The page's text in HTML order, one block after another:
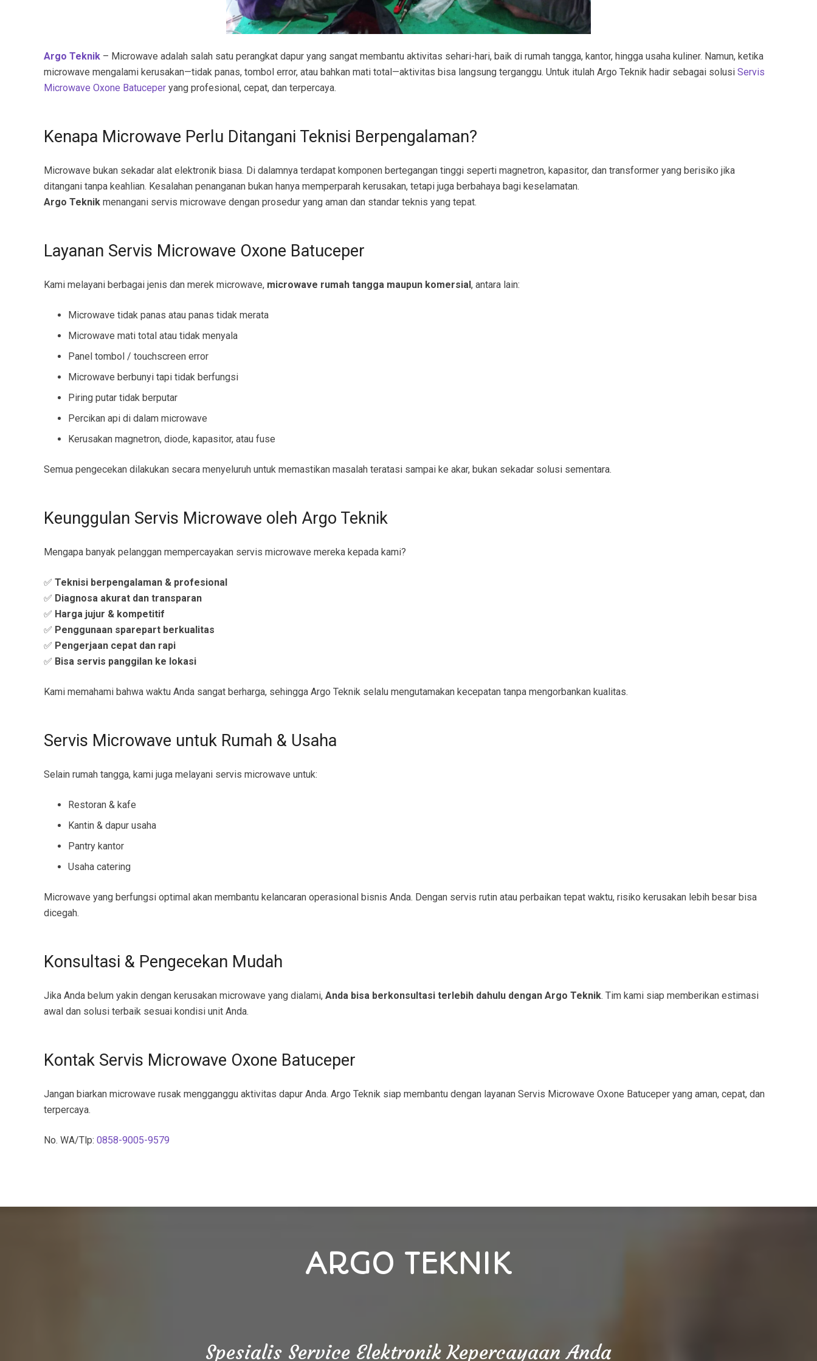
Argo Teknik – Microwave adalah salah satu perangkat dapur yang sangat membantu aktivitas sehari-hari, baik di rumah tangga, kantor, hingga usaha kuliner. Namun, ketika
microwave mengalami kerusakan—tidak panas, tombol error, atau bahkan mati total—aktivitas bisa langsung terganggu. Untuk itulah Argo Teknik hadir sebagai solusi Servis
Microwave Oxone Batuceper yang profesional, cepat, dan terpercaya.
Kenapa Microwave Perlu Ditangani Teknisi Berpengalaman?
Microwave bukan sekadar alat elektronik biasa. Di dalamnya terdapat komponen bertegangan tinggi seperti magnetron, kapasitor, dan transformer yang berisiko jika
ditangani tanpa keahlian. Kesalahan penanganan bukan hanya memperparah kerusakan, tetapi juga berbahaya bagi keselamatan.
Argo Teknik menangani servis microwave dengan prosedur yang aman dan standar teknis yang tepat.
Layanan Servis Microwave Oxone Batuceper
Kami melayani berbagai jenis dan merek microwave, microwave rumah tangga maupun komersial, antara lain:
Microwave tidak panas atau panas tidak merata
Microwave mati total atau tidak menyala
Panel tombol / touchscreen error
Microwave berbunyi tapi tidak berfungsi
Piring putar tidak berputar
Percikan api di dalam microwave
Kerusakan magnetron, diode, kapasitor, atau fuse
Semua pengecekan dilakukan secara menyeluruh untuk memastikan masalah teratasi sampai ke akar, bukan sekadar solusi sementara.
Keunggulan Servis Microwave oleh Argo Teknik
Mengapa banyak pelanggan mempercayakan servis microwave mereka kepada kami?
✅ Teknisi berpengalaman & profesional
✅ Diagnosa akurat dan transparan
✅ Harga jujur & kompetitif
✅ Penggunaan sparepart berkualitas
✅ Pengerjaan cepat dan rapi
✅ Bisa servis panggilan ke lokasi
Kami memahami bahwa waktu Anda sangat berharga, sehingga Argo Teknik selalu mengutamakan kecepatan tanpa mengorbankan kualitas.
Servis Microwave untuk Rumah & Usaha
Selain rumah tangga, kami juga melayani servis microwave untuk:
Restoran & kafe
Kantin & dapur usaha
Pantry kantor
Usaha catering
Microwave yang berfungsi optimal akan membantu kelancaran operasional bisnis Anda. Dengan servis rutin atau perbaikan tepat waktu, risiko kerusakan lebih besar bisa
dicegah.
Konsultasi & Pengecekan Mudah
Jika Anda belum yakin dengan kerusakan microwave yang dialami, Anda bisa berkonsultasi terlebih dahulu dengan Argo Teknik. Tim kami siap memberikan estimasi
awal dan solusi terbaik sesuai kondisi unit Anda.
Kontak Servis Microwave Oxone Batuceper
Jangan biarkan microwave rusak mengganggu aktivitas dapur Anda. Argo Teknik siap membantu dengan layanan Servis Microwave Oxone Batuceper yang aman, cepat, dan
terpercaya.
No. WA/Tlp: 0858-9005-9579
ARGO TEKNIK
Spesialis Service Elektronik Kepercayaan Anda